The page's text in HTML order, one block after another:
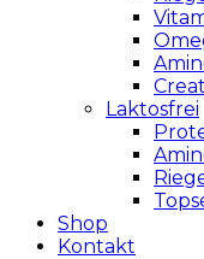
Laktosfrei
Shop
Kontakt